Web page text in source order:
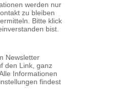
werden nur
zu bleiben
Bitte klick
bist.
Newsletter
den Link, ganz
Informationen
findest